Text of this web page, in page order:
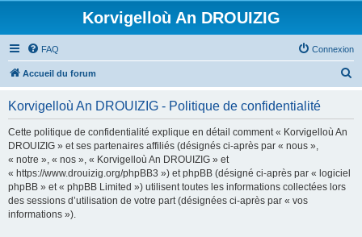
Korvigelloù An DROUIZIG
FAQ Connexion
Accueil du forum
Korvigelloù An DROUIZIG - Politique de confidentialité
Cette politique de confidentialité explique en détail comment « Korvigelloù An
DROUIZIG » et ses partenaires affiliés (désignés ci-après par « nous »,
« notre », « nos », « Korvigelloù An DROUIZIG » et
« https://www.drouizig.org/phpBB3 ») et phpBB (désigné ci-après par « logiciel
phpBB » et « phpBB Limited ») utilisent toutes les informations collectées lors
des sessions d’utilisation de votre part (désignées ci-après par « vos
informations »).